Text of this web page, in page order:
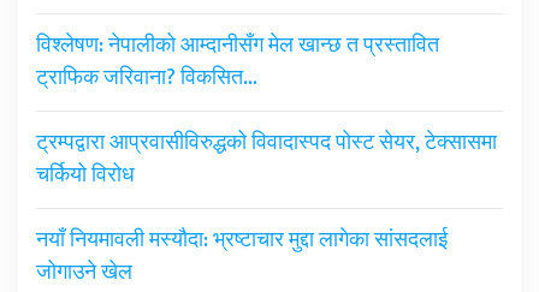
विश्लेषण: नेपालीको आम्दानीसँग मेल खान्छ त प्रस्तावित
ट्राफिक जरिवाना? विकसित…
ट्रम्पद्वारा आप्रवासीविरुद्धको विवादास्पद पोस्ट सेयर, टेक्सासमा
चर्कियो विरोध
नयाँ नियमावली मस्यौदा: भ्रष्टाचार मुद्दा लागेका सांसदलाई
जोगाउने खेल